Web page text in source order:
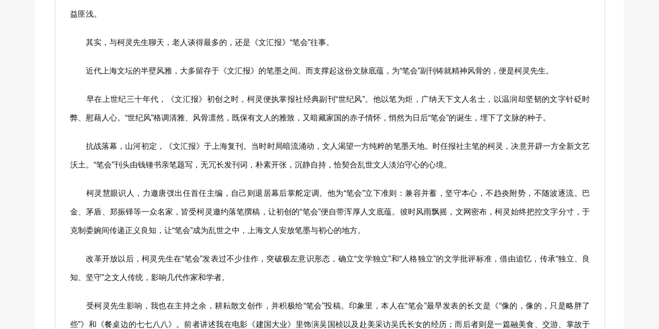
益匪浅。
其实，与柯灵先生聊天，老人谈得最多的，还是《文汇报》“笔会”往事。
近代上海文坛的半壁风雅，大多留存于《文汇报》的笔墨之间。而支撑起这份文脉底蕴，为“笔会”副刊铸就精神风骨的，便是柯灵先生。
早在上世纪三十年代，《文汇报》初创之时，柯灵便执掌报社经典副刊“世纪风”。他以笔为炬，广纳天下文人名士，以温润却坚韧的文字针砭时
弊、慰藉人心。“世纪风”格调清雅、风骨凛然，既保有文人的雅致，又暗藏家国的赤子情怀，悄然为日后“笔会”的诞生，埋下了文脉的种子。
抗战落幕，山河初定，《文汇报》于上海复刊。当时时局暗流涌动，文人渴望一方纯粹的笔墨天地。时任报社主笔的柯灵，决意开辟一方全新文艺
沃土。“笔会”刊头由钱锺书亲笔题写，无冗长发刊词，朴素开张，沉静自持，恰契合乱世文人淡泊守心的心境。
柯灵慧眼识人，力邀唐弢出任首任主编，自己则退居幕后掌舵定调。他为“笔会”立下准则：兼容并蓄，坚守本心，不趋炎附势，不随波逐流。巴
金、茅盾、郑振铎等一众名家，皆受柯灵邀约落笔撰稿，让初创的“笔会”便自带浑厚人文底蕴。彼时风雨飘摇，文网密布，柯灵始终把控文字分寸，于
克制委婉间传递正义良知，让“笔会”成为乱世之中，上海文人安放笔墨与初心的地方。
改革开放以后，柯灵先生在“笔会”发表过不少佳作，突破极左意识形态，确立“文学独立”和“人格独立”的文学批评标准，借由追忆，传承“独立、良
知、坚守”之文人传统，影响几代作家和学者。
受柯灵先生影响，我也在主持之余，耕耘散文创作，并积极给“笔会”投稿。印象里，本人在“笔会”最早发表的长文是《“像的，像的，只是略胖了
些”》和《餐桌边的七七八八》。前者讲述我在电影《建国大业》里饰演吴国桢以及赴美采访吴氏长女的经历；而后者则是一篇融美食、交游、掌故于